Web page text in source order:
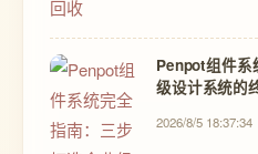
Penpot组件系
级设计系统的
2026/8/5 18:37:34